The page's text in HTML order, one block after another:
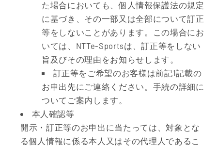
た場合においても、個人情報保護法の規定
に基づき、その一部又は全部について訂正
等をしないことがあります。この場合にお
いては、NTTe-Sportsは、訂正等をしない
旨及びその理由をお知らせします。
訂正等をご希望のお客様は前記1記載の
お申出先にご連絡ください。手続の詳細に
ついてご案内します。
本人確認等
開示・訂正等のお申出に当たっては、対象とな
る個人情報に係る本人又はその代理人であるこ